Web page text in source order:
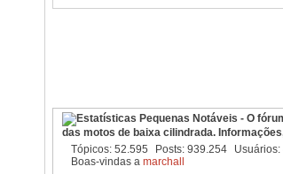
das motos de baixa cilindrada.
Tópicos 52.595 Posts 939.254 Usuários
Boas-vindas a marchall